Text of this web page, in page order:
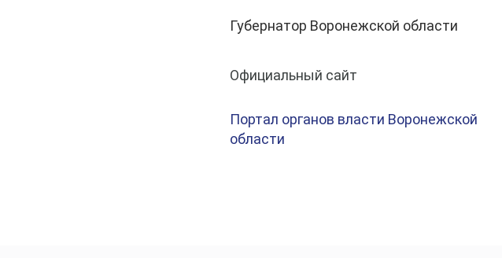
Губернатор Воронежской области
Официальный сайт
Портал органов власти Воронежской
области